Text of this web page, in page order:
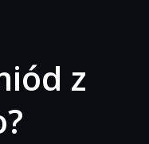
z